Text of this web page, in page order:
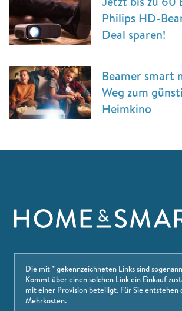
Philips HD-
Deal sparen!
Beamer smart
Weg zum
Heimkino
Die mit * gekennzeichneten Links sind
Kommt über einen solchen Link ein Einkauf
mit einer Provision beteiligt. Für Sie entstehen
Mehrkosten.